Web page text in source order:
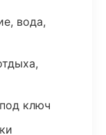
вода,
ключ